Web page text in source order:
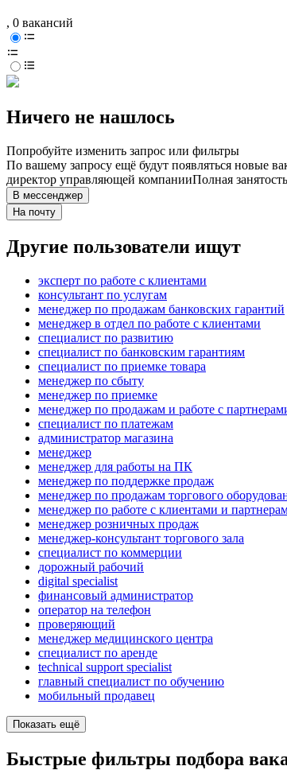
, 0 вакансий
Ничего не нашлось
Попробуйте изменить запрос или фильтры
По вашему запросу ещё будут появляться новые
директор управляющей компанииПолная занятость
В мессенджер
На почту
Другие пользователи ищут
эксперт по работе с клиентами
консультант по услугам
менеджер по продажам банковских гарантий
менеджер в отдел по работе с клиентами
специалист по развитию
специалист по банковским гарантиям
специалист по приемке товара
менеджер по сбыту
менеджер по приемке
менеджер по продажам и работе с
специалист по платежам
администратор магазина
менеджер
менеджер для работы на ПК
менеджер по поддержке продаж
менеджер по продажам торгового
менеджер по работе с клиентами и
менеджер розничных продаж
менеджер-консультант торгового зала
специалист по коммерции
дорожный рабочий
digital specialist
финансовый администратор
опeрaтoр нa тeлeфoн
проверяющий
менеджер медицинского центра
специалист по аренде
technical support specialist
главный специалист по обучению
мобильный продавец
Показать ещё
Быстрые фильтры подбора